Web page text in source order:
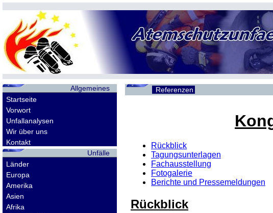
Allgemeines
Startseite
Vorwort
Unfallanalysen
Wir über uns
Kontakt
Unfälle
Länder
Europa
Amerika
Asien
Afrika
Referenzen
Rückblick
Tagungsunterlagen
Fachausstellung
Fotogalerie
Berichte und Pressemeldungen
Rückblick